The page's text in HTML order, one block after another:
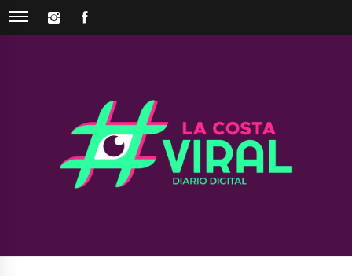
Skip
INSTAGRAM
Viral